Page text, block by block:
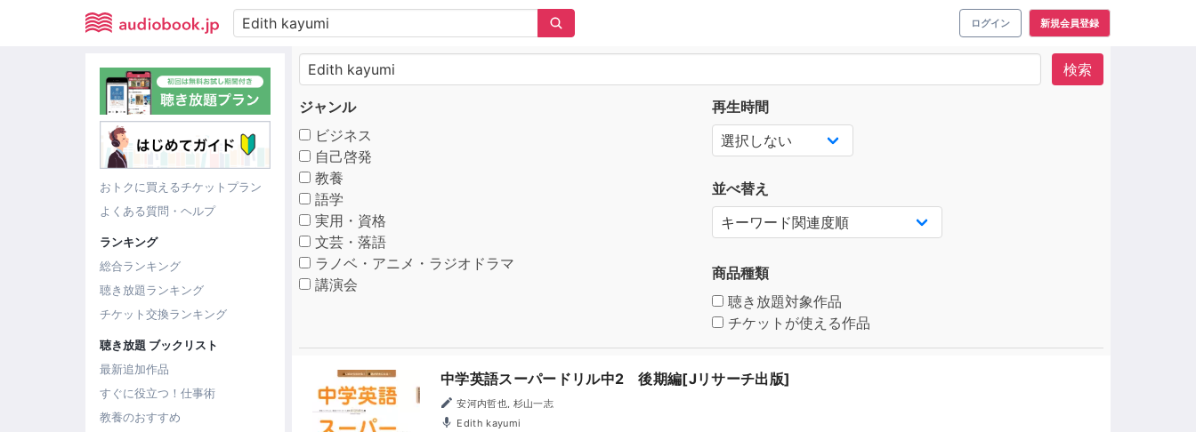
ログイン 新規会員登録
おトクに買えるチケットプラン
よくある質問・ヘルプ
ランキング
総合ランキング
聴き放題ランキング
チケット交換ランキング
聴き放題 ブックリスト
最新追加作品
すぐに役立つ！仕事術
教養のおすすめ
検索
ジャンル
ビジネス
自己啓発
教養
語学
実用・資格
文芸・落語
ラノベ・アニメ・ラジオドラマ
講演会
再生時間
並べ替え
商品種類
聴き放題対象作品
チケットが使える作品
中学英語スーパードリル中2 後期編[Jリサーチ出版]
安河内哲也, 杉山一志
Edith kayumi